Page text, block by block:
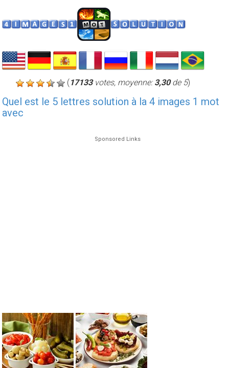
(17133votes, moyenne:3,30de 5)
Quel est le 5 lettres solution à la 4 images 1 mot
avec
Sponsored Links